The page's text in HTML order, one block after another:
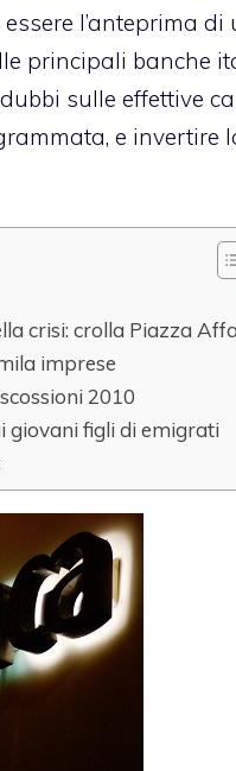
l’anteprima
principali banche
sulle effettive
e invertire
crisi: crolla Piazza
imprese
2010
giovani figli di emigrati